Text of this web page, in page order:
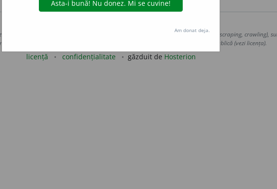
datelor de pe acest site, inclusiv prin orice metode de extragere automată (web scraping, crawling),
nostru prealabil scris, cu excepția seturilor de date oferite oficial spre utilizare publică (vezi licența).
licență confidențialitate găzduit de Hosterion
Am donat deja.